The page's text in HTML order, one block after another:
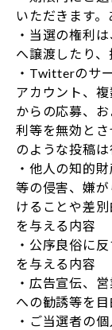
いただきます。
・当選の権利
へ譲渡したり、
・Twitterのサ
アカウント、
からの応募、
利等を無効と
のような投稿は
・他人の知的
等の侵害、嫌
けることや差
を与える内容
・公序良俗に
を与える内容
・広告宣伝、
への勧誘等を
・ご当選者の